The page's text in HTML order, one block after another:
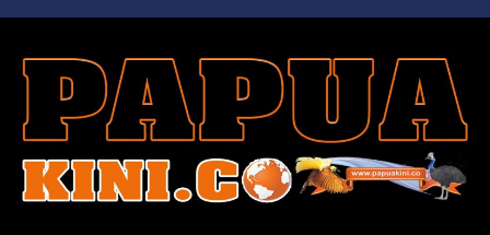
Skip
content